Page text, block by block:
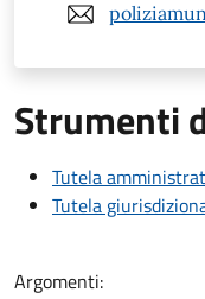
Strumenti
Tutela
Tutela
Argomenti: